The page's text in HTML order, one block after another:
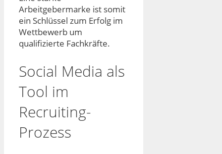
Arbeitgebermarke ist somit
ein Schlüssel zum Erfolg im
Wettbewerb um
qualifizierte Fachkräfte.
Social Media als
Tool im
Recruiting-
Prozess